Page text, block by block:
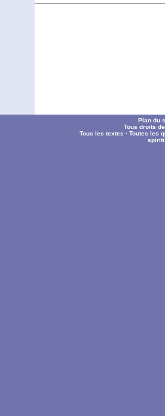
Plan du
Tous droits
Tous les textes ·Toutes les